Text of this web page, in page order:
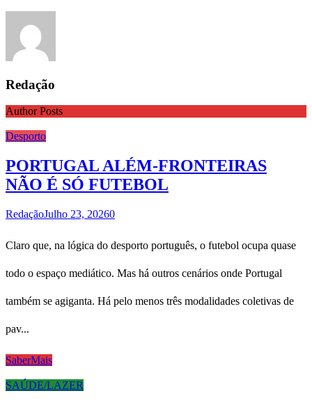
Redação
Author Posts
Desporto
PORTUGAL ALÉM-FRONTEIRAS
NÃO É SÓ FUTEBOL
RedaçãoJulho 23, 20260
Claro que, na lógica do desporto português, o futebol ocupa quase
todo o espaço mediático. Mas há outros cenários onde Portugal
também se agiganta. Há pelo menos três modalidades coletivas de
pav...
SaberMais
SAÚDE/LAZER